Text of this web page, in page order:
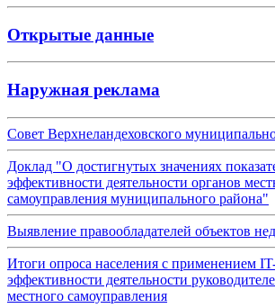
Открытые данные
Наружная реклама
Совет Верхнеландеховского
Доклад "О достигнутых значениях
эффективности деятельности органов
самоуправления муниципального района"
Выявление правообладателей объектов
Итоги опроса населения с применением
эффективности деятельности
местного самоуправления